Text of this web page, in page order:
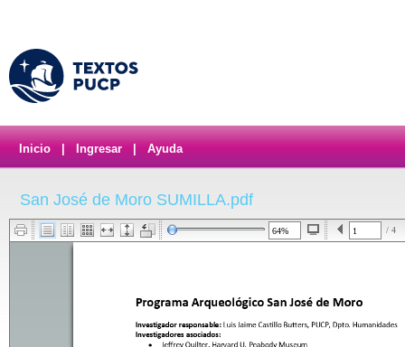
Inicio Ingresar Ayuda
San José de Moro SUMILLA.pdf
/ 4